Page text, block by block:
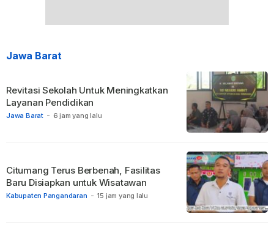
Jawa Barat
Jawa Barat - 6 jam yang lalu
Revitasi Sekolah Untuk Meningkatkan
Layanan Pendidikan
Kabupaten Pangandaran - 15 jam yang lalu
Citumang Terus Berbenah, Fasilitas
Baru Disiapkan untuk Wisatawan